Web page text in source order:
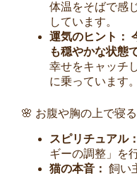
体温をそばで感
しています。
運気のヒント：
も穏やかな状態
幸せをキャッチ
に乗っています。
🌸 お腹や胸の上で寝る
スピリチュアル：
ギーの調整」を
猫の本音： 飼い